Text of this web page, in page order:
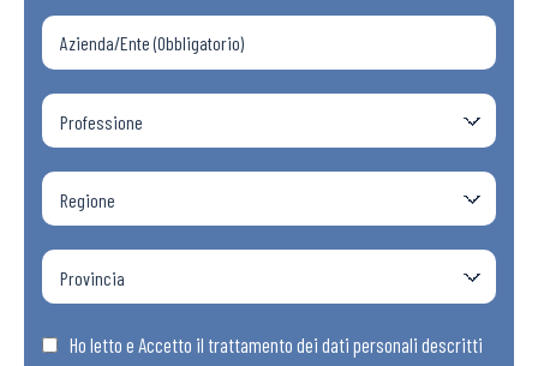
Ho letto e Accetto il trattamento dei dati personali descritti